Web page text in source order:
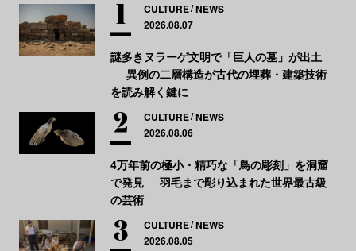
CULTURE NEWS
2026.08.07
謎多きヌラーゲ文明で「巨人の墓」が出土
──異例の二層構造が古代の埋葬・建築技術
を読み解く鍵に
CULTURE NEWS
2026.08.06
4万年前の極小・精巧な「鳥の彫刻」を洞窟
で発見──羽毛まで彫り込まれた世界最古級
の芸術
CULTURE NEWS
2026.08.05